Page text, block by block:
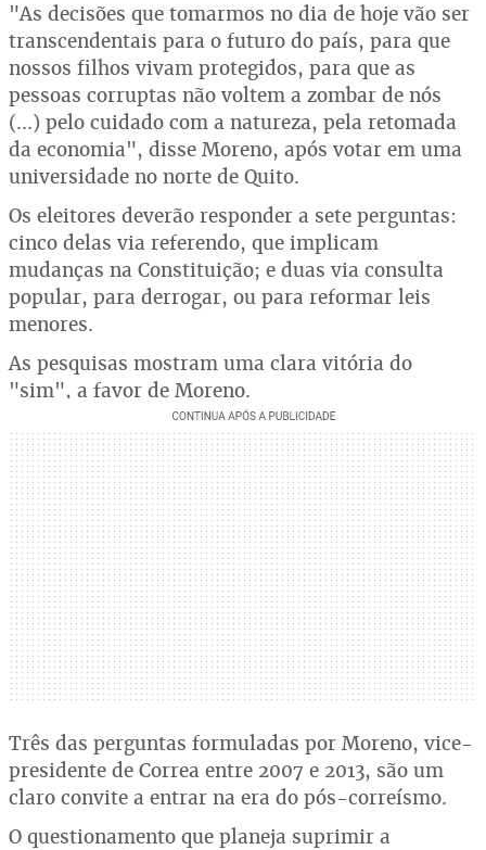
"As decisões que tomarmos no dia de hoje vão ser
transcendentais para o futuro do país, para que
nossos filhos vivam protegidos, para que as
pessoas corruptas não voltem a zombar de nós
(...) pelo cuidado com a natureza, pela retomada
da economia", disse Moreno, após votar em uma
universidade no norte de Quito.
Os eleitores deverão responder a sete perguntas:
cinco delas via referendo, que implicam
mudanças na Constituição; e duas via consulta
popular, para derrogar, ou para reformar leis
menores.
As pesquisas mostram uma clara vitória do
"sim", a favor de Moreno.
Três das perguntas formuladas por Moreno, vice-
presidente de Correa entre 2007 e 2013, são um
claro convite a entrar na era do pós-correísmo.
O questionamento que planeja suprimir a